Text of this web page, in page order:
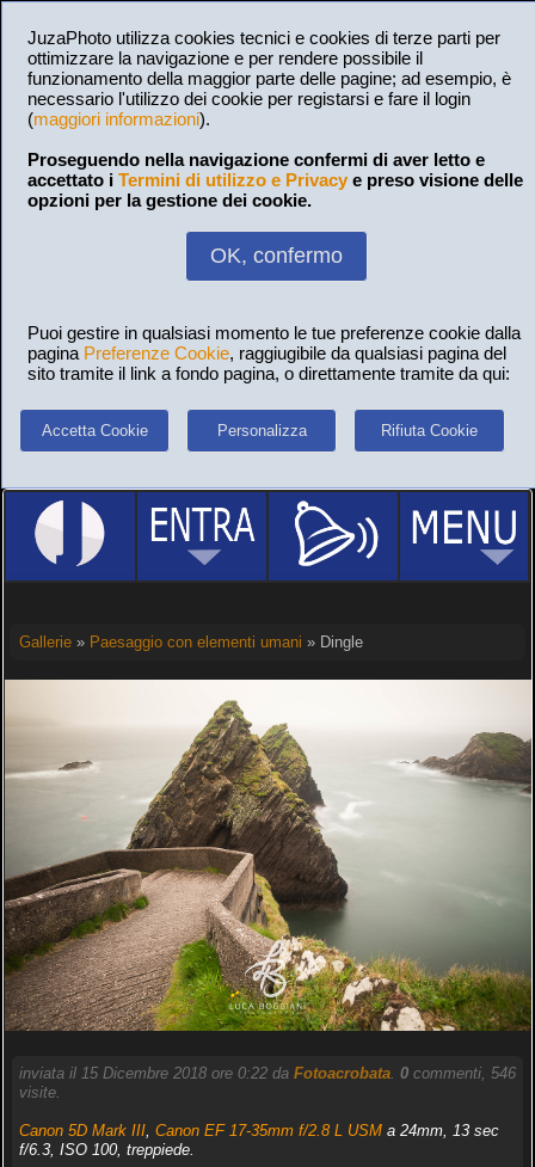
JuzaPhoto utilizza cookies tecnici e cookies di terze parti per
ottimizzare la navigazione e per rendere possibile il
funzionamento della maggior parte delle pagine; ad esempio, è
necessario l'utilizzo dei cookie per registarsi e fare il login
(maggiori informazioni).
Proseguendo nella navigazione confermi di aver letto e
accettato i Termini di utilizzo e Privacy e preso visione delle
opzioni per la gestione dei cookie.
OK, confermo
Puoi gestire in qualsiasi momento le tue preferenze cookie dalla
pagina Preferenze Cookie, raggiugibile da qualsiasi pagina del
sito tramite il link a fondo pagina, o direttamente tramite da qui:
Accetta Cookie Personalizza Rifiuta Cookie
Gallerie» Paesaggio con elementi umani » Dingle
inviata il 15 Dicembre 2018 ore 0:22 da Fotoacrobata. 0commenti, 546
visite.
Canon 5D Mark III, Canon EF 17-35mm f/2.8 L USMa 24mm, 13 sec
f/6.3, ISO 100, treppiede.